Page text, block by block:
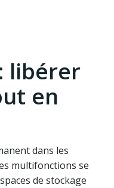
libérer
en
dans les
multifonctions se
de stockage